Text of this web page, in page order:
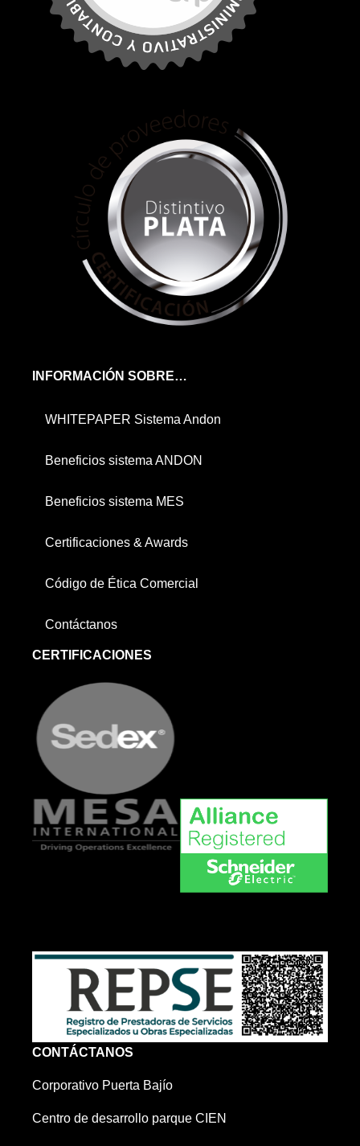
INFORMACIÓN SOBRE…
WHITEPAPER Sistema Andon
Beneficios sistema ANDON
Beneficios sistema MES
Certificaciones & Awards
Código de Ética Comercial
Contáctanos
CERTIFICACIONES
CONTÁCTANOS
Corporativo Puerta Bajío
Centro de desarrollo parque CIEN